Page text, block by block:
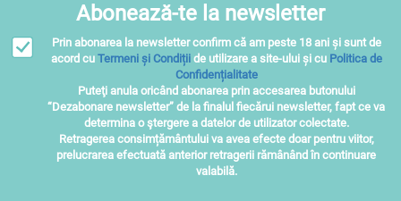
Abonează-te la newsletter
Prin abonarea la newsletter confirm că am peste 18 ani și sunt de
acord cu Termeni și Condițiide utilizare a site-ului și cu Politica de
Confidențialitate
Puteţi anula oricând abonarea prin accesarea butonului
“Dezabonare newsletter” de la finalul fiecărui newsletter, fapt ce va
determina o ştergere a datelor de utilizator colectate.
Retragerea consimțământului va avea efecte doar pentru viitor,
prelucrarea efectuată anterior retragerii rămânând în continuare
valabilă.